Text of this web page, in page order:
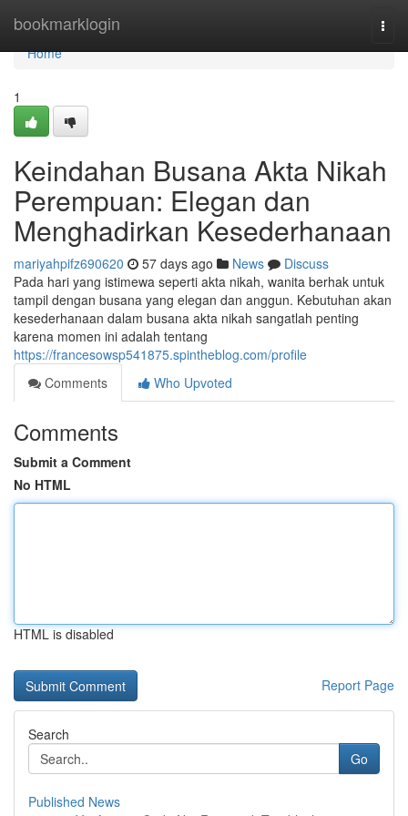
bookmarklogin
Home
Home
1
Keindahan Busana Akta Nikah
Perempuan: Elegan dan
Menghadirkan Kesederhanaan
mariyahpifz690620 57 days ago News
Discuss
Pada hari yang istimewa seperti akta nikah, wanita berhak untuk
tampil dengan busana yang elegan dan anggun. Kebutuhan akan
kesederhanaan dalam busana akta nikah sangatlah penting
karena momen ini adalah tentang
https://francesowsp541875.spintheblog.com/profile
Comments
Who Upvoted
Comments
Submit a Comment
No HTML
HTML is disabled
Report Page
Search
Go
Published News